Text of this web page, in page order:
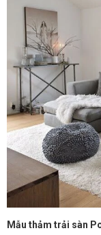
Mẫu thảm trải sàn